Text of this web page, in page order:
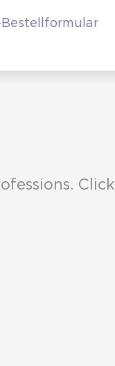
Bestellformular
Click